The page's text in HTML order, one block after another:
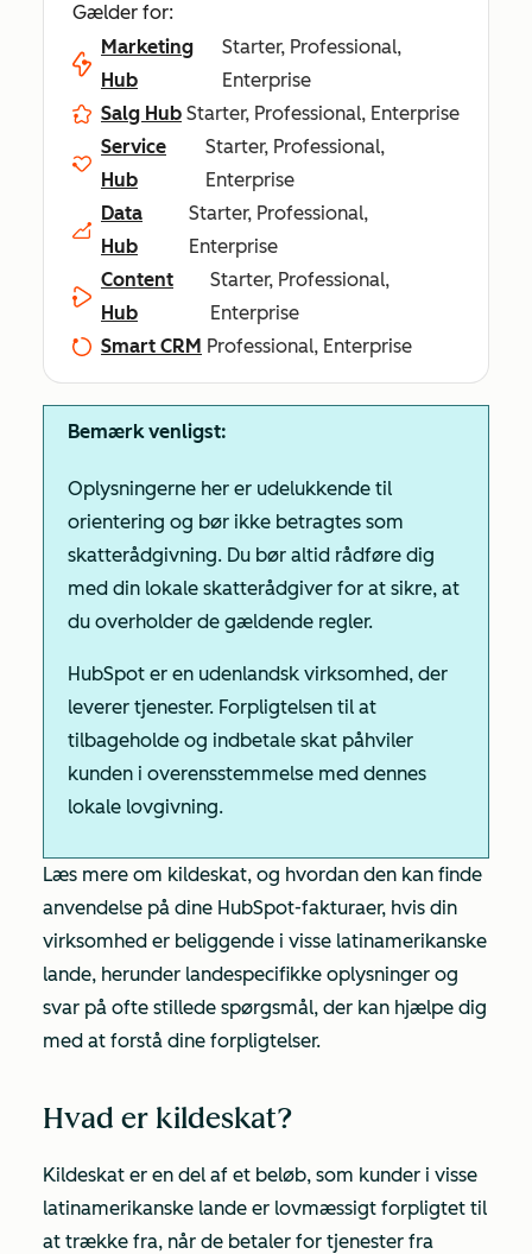
Gælder for:
Marketing
Hub
Starter, Professional,
Enterprise
Salg Hub Starter, Professional, Enterprise
Service
Hub
Starter, Professional,
Enterprise
Data
Hub
Starter, Professional,
Enterprise
Content
Hub
Starter, Professional,
Enterprise
Smart CRM Professional, Enterprise
Bemærk venligst:
Oplysningerne her er udelukkende til
orientering og bør ikke betragtes som
skatterådgivning. Du bør altid rådføre dig
med din lokale skatterådgiver for at sikre, at
du overholder de gældende regler.
HubSpot er en udenlandsk virksomhed, der
leverer tjenester. Forpligtelsen til at
tilbageholde og indbetale skat påhviler
kunden i overensstemmelse med dennes
lokale lovgivning.
Læs mere om kildeskat, og hvordan den kan finde
anvendelse på dine HubSpot-fakturaer, hvis din
virksomhed er beliggende i visse latinamerikanske
lande, herunder landespecifikke oplysninger og
svar på ofte stillede spørgsmål, der kan hjælpe dig
med at forstå dine forpligtelser.
Hvad er kildeskat?
Kildeskat er en del af et beløb, som kunder i visse
latinamerikanske lande er lovmæssigt forpligtet til
at trække fra, når de betaler for tjenester fra